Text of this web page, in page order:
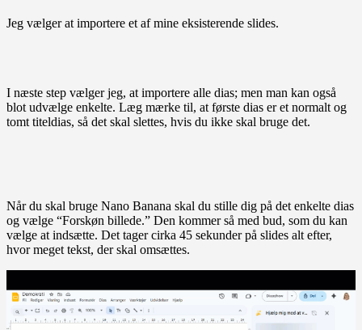
Jeg vælger at importere et af mine eksisterende slides.
I næste step vælger jeg, at importere alle dias; men man kan også
blot udvælge enkelte. Læg mærke til, at første dias er et normalt og
tomt titeldias, så det skal slettes, hvis du ikke skal bruge det.
Når du skal bruge Nano Banana skal du stille dig på det enkelte dias
og vælge “Forskøn billede.” Den kommer så med bud, som du kan
vælge at indsætte. Det tager cirka 45 sekunder på slides alt efter,
hvor meget tekst, der skal omsættes.